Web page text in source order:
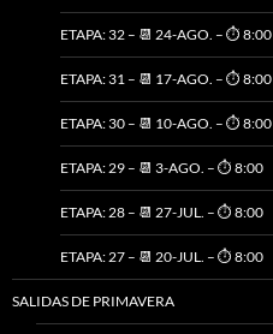
ETAPA: 32 – 📆 24-AGO. – ⏱️ 8:00
ETAPA: 31 – 📆 17-AGO. – ⏱️ 8:00
ETAPA: 30 – 📆 10-AGO. – ⏱️ 8:00
ETAPA: 29 – 📆 3-AGO. – ⏱️ 8:00
ETAPA: 28 – 📆 27-JUL. – ⏱️ 8:00
ETAPA: 27 – 📆 20-JUL. – ⏱️ 8:00
SALIDAS DE PRIMAVERA